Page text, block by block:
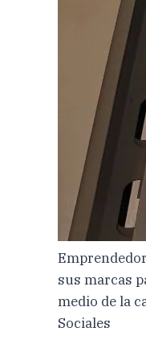
sus marcas
medio de la
Sociales